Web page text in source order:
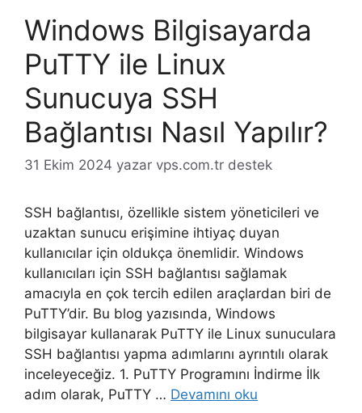
Windows Bilgisayarda
PuTTY ile Linux
Sunucuya SSH
Bağlantısı Nasıl Yapılır?
31 Ekim 2024 yazar vps.com.tr destek
SSH bağlantısı, özellikle sistem yöneticileri ve
uzaktan sunucu erişimine ihtiyaç duyan
kullanıcılar için oldukça önemlidir. Windows
kullanıcıları için SSH bağlantısı sağlamak
amacıyla en çok tercih edilen araçlardan biri de
PuTTY’dir. Bu blog yazısında, Windows
bilgisayar kullanarak PuTTY ile Linux sunuculara
SSH bağlantısı yapma adımlarını ayrıntılı olarak
inceleyeceğiz. 1. PuTTY Programını İndirme İlk
adım olarak, PuTTY … Devamını oku